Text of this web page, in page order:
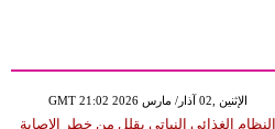
GMT 21:02 2026 الإثنين ,02 آذار/ مارس
النظام الغذائي النباتي يقلل من خطر الإصابة